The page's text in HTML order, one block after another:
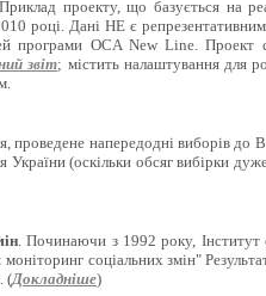
проекту, що базується на
році. Дані НЕ є
програми OCA New Line. Проект
звіт; містить налаштування для
проведене напередодні виборів до
України (оскільки обсяг вибірки
. Починаючи з 1992 року, Інститут
соціальних змін"
(Докладніше)